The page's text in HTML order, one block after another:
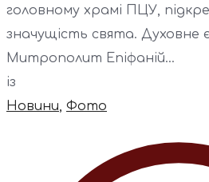
головному храмі ПЦУ,
значущість свята. Духовне
Митрополит Епіфаній...
із
Новини, Фото